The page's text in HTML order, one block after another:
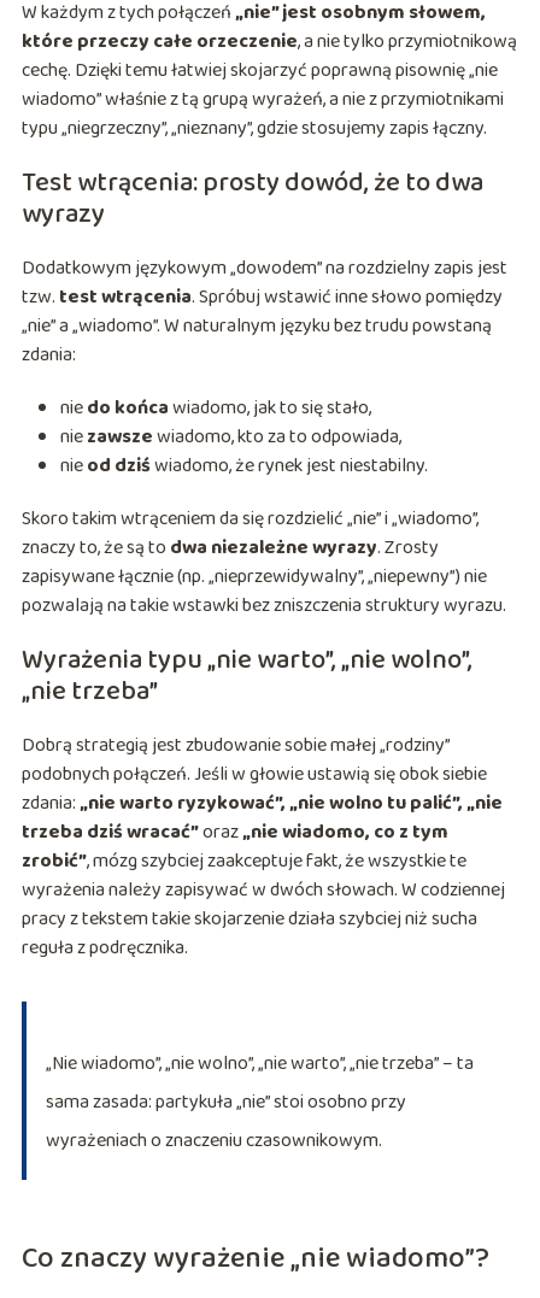
W każdym z tych połączeń„nie” jest osobnym słowem,
które przeczy całe orzeczenie, a nie tylko przymiotnikową
cechę. Dzięki temu łatwiej skojarzyć poprawną pisownię „nie
wiadomo” właśnie z tą grupą wyrażeń, a nie z przymiotnikami
typu „niegrzeczny”, „nieznany”, gdzie stosujemy zapis łączny.
Test wtrącenia: prosty dowód, że to dwa
wyrazy
Dodatkowym językowym „dowodem” na rozdzielny zapis jest
tzw. test wtrącenia. Spróbuj wstawić inne słowo pomiędzy
„nie” a „wiadomo”. W naturalnym języku bez trudu powstaną
zdania:
niedo końcawiadomo, jak to się stało,
niezawszewiadomo, kto za to odpowiada,
nieod dziświadomo, że rynek jest niestabilny.
Skoro takim wtrąceniem da się rozdzielić „nie” i „wiadomo”,
znaczy to, że są to dwa niezależne wyrazy. Zrosty
zapisywane łącznie (np. „nieprzewidywalny”, „niepewny”) nie
pozwalają na takie wstawki bez zniszczenia struktury wyrazu.
Wyrażenia typu „nie warto”, „nie wolno”,
„nie trzeba”
Dobrą strategią jest zbudowanie sobie małej „rodziny”
podobnych połączeń. Jeśli w głowie ustawią się obok siebie
zdania:„nie warto ryzykować”, „nie wolno tu palić”, „nie
trzeba dziś wracać”oraz„nie wiadomo, co z tym
zrobić”, mózg szybciej zaakceptuje fakt, że wszystkie te
wyrażenia należy zapisywać w dwóch słowach. W codziennej
pracy z tekstem takie skojarzenie działa szybciej niż sucha
reguła z podręcznika.
„Nie wiadomo”, „nie wolno”, „nie warto”, „nie trzeba” – ta
sama zasada: partykuła „nie” stoi osobno przy
wyrażeniach o znaczeniu czasownikowym.
Co znaczy wyrażenie „nie wiadomo”?